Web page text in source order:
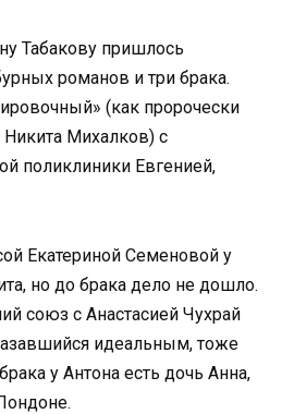
Табакову пришлось
романов и три брака.
(как пророчески
Никита Михалков) с
поликлиники Евгенией,
Екатериной Семеновой у
но до брака дело не дошло.
союз с Анастасией Чухрай
идеальным, тоже
у Антона есть дочь Анна,